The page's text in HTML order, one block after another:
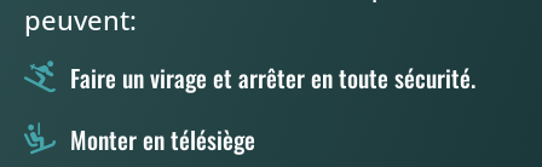
peuvent:
Faire un virage et arrêter en toute sécurité.
Monter en télésiège